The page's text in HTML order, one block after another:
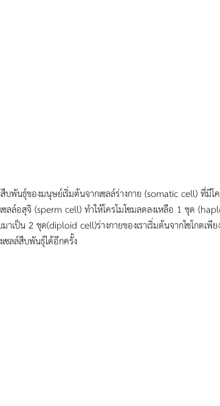
บพันธุ์ของมนุษย์เริ่มต้นจากเซลล์ร่างกาย (somatic cell) ที่มีโ
ซลล์อสุจิ (sperm cell) ทำให้โครโมโซมลดลงเหลือ 1 ชุด
เป็น 2 ชุด(diploid cell)ร่างกายของเราเริ่มต้นจากไซโกตเพี
เซลล์สืบพันธุ์ได้อีกครั้ง